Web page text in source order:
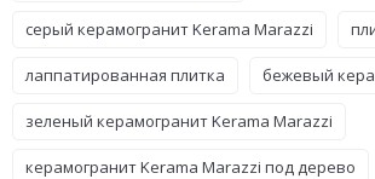
серый керамогранит Kerama Marazzi
лаппатированная плитка бежевый
зеленый керамогранит Kerama Marazzi
керамогранит Kerama Marazzi под дерево